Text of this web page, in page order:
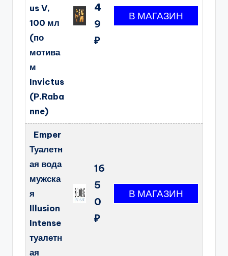
us V,
100 мл
(по
мотива
м
Invictus
(P.Raba
nne)
4
9
₽
Emper
Туалетн
ая вода
мужска
я
Illusion
Intense
туалетн
ая
16
5
0
₽